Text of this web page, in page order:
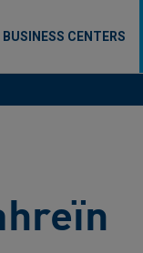
BUSINESS CENTERS